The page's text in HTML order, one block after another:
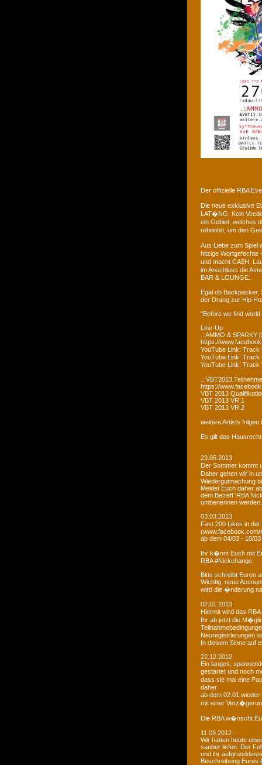
Der offizielle RBA
Die neue exklusive
LAT�NG. Kein
ein Gebiet, welches
rebootet, um den
Aus Liebe zum Spiel
hitzige Wortgefechte
und macht CA$H.
im Anschluss die
BAR & LOUNGE.
Egal ob
der Drang zur Hip
"Before we find
Line-Up
.: AMMO & SPARKY
https://
YouTube Link:
YouTube Link: Track
YouTube Link:
.:
https://
VBT 2013
VBT 2013 VR.1
VBT 2013 VR.2
weitere Artists
Es gilt das
23.05.2013
Der Sommer kommt
Daher gehen wir in
Wiedergutmachung
Meldet Euch daher
dem Betreff 'RBA
umbenennen
03.03.2013
Fast 200 Likes in
ab dem 04/03 - 10/
Ihr k�nnt Euch mit
RBA #Nickchange.
Bitte schreibt Euren
Wichtig, neue
wird die �nderung
02.01.2013
Hiermit wird das
Ihr ab jetzt die
Neuregistrierungen
In diesem Sinne auf
22.12.2012
Ein langes,
gestartet und noch
dass sie mal eine
daher
ab dem 02.01
mit einer
Die RBA w�nscht
11.09.2012
Wir hatten heute
sauber liefen. Der
und ihr
Beschreibung Eures